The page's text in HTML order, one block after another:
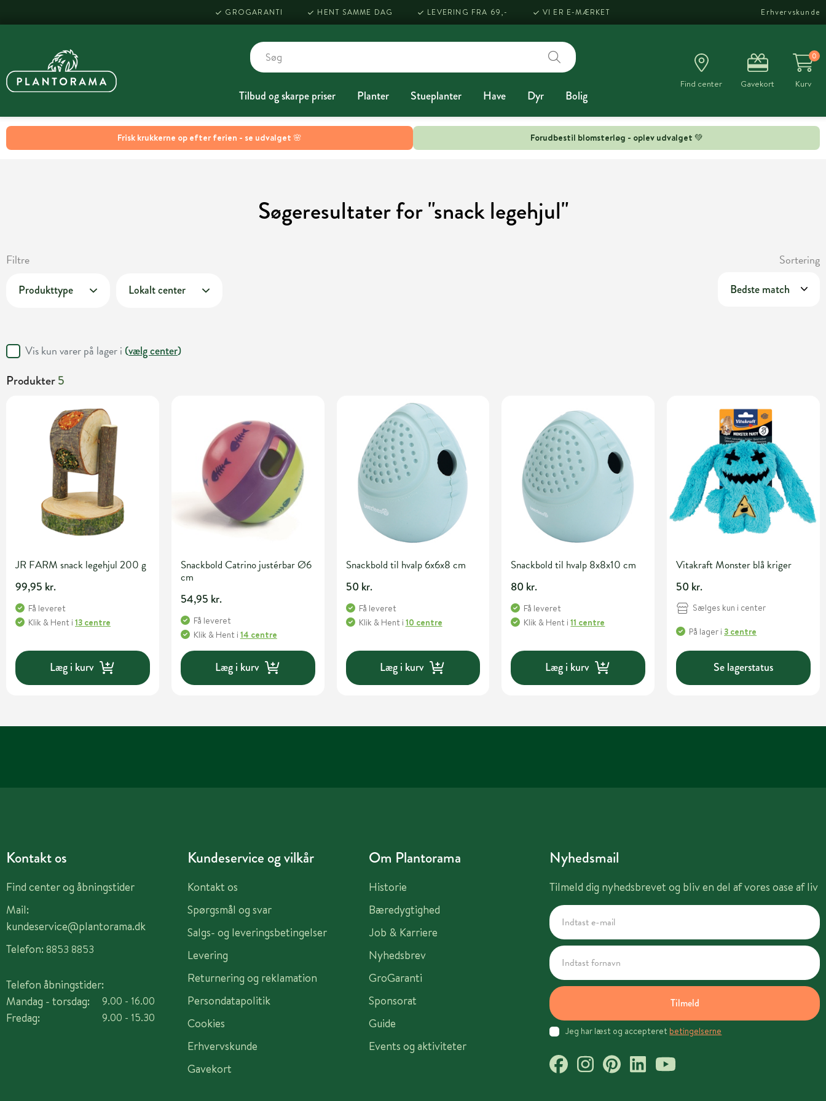
GROGARANTI HENT SAMME DAG LEVERING FRA 69,- VI ER E-MÆRKET Erhvervskunde
Tilbud og skarpe priser Planter Stueplanter Have Dyr Bolig
Find center Gavekort
0
Kurv
Frisk krukkerne op efter ferien - se udvalget 🌸 Forudbestil blomsterløg - oplev udvalget 💚
Søgeresultater for "snack legehjul"
Filtre Sortering
Produkttype Lokalt center
Vis kun varer på lager i (vælg center)
Produkter5
JR FARM snack legehjul 200 g
99,95 kr.
Få leveret
Klik & Hent i 13 centre
Læg i kurv
Snackbold Catrino justérbar Ø6
cm
54,95 kr.
Få leveret
Klik & Hent i 14 centre
Læg i kurv
Snackbold til hvalp 6x6x8 cm
50 kr.
Få leveret
Klik & Hent i 10 centre
Læg i kurv
Snackbold til hvalp 8x8x10 cm
80 kr.
Få leveret
Klik & Hent i11 centre
Læg i kurv
Vitakraft Monster blå kriger
50 kr.
Sælges kun i center
På lager i3 centre
Se lagerstatus
Kontakt os
Find center og åbningstider
Mail:
kundeservice@plantorama.dk
Telefon: 8853 8853
Telefon åbningstider:
Mandag - torsdag:
Fredag:
9.00 - 16.00
9.00 - 15.30
Kundeservice og vilkår
Kontakt os
Spørgsmål og svar
Salgs- og leveringsbetingelser
Levering
Returnering og reklamation
Persondatapolitik
Cookies
Erhvervskunde
Gavekort
Om Plantorama
Historie
Bæredygtighed
Job & Karriere
Nyhedsbrev
GroGaranti
Sponsorat
Guide
Events og aktiviteter
Nyhedsmail
Tilmeld dig nyhedsbrevet og bliv en del af vores oase af liv
Tilmeld
Jeg har læst og accepteret betingelserne